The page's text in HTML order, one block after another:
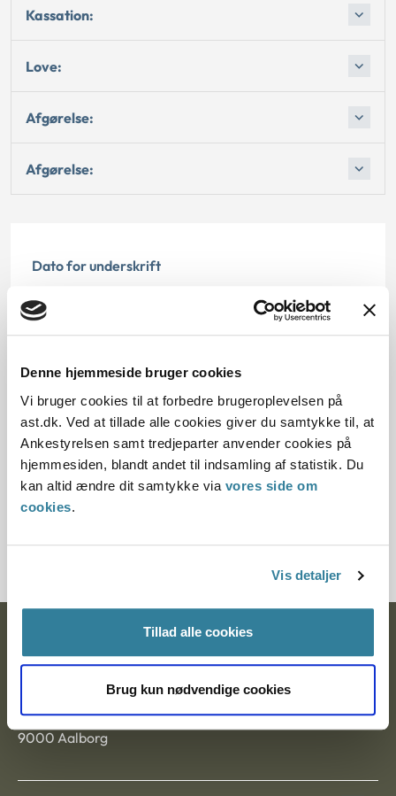
Denne hjemmeside bruger cookies
Vi bruger cookies til at forbedre brugeroplevelsen på
ast.dk. Ved at tillade alle cookies giver du samtykke til, at
Ankestyrelsen samt tredjeparter anvender cookies på
hjemmesiden, blandt andet til indsamling af statistik. Du
kan altid ændre dit samtykke via vores side om
cookies.
Vis detaljer
Tillad alle cookies
Brug kun nødvendige cookies
Kassation:
Love:
Afgørelse:
Afgørelse:
Dato for underskrift
15.05.1995
12.07.2013
Paragraf
§ 47 § 37 § 37a § 11
Journalnummer
Nytorv 7, 2. sal
9000 Aalborg